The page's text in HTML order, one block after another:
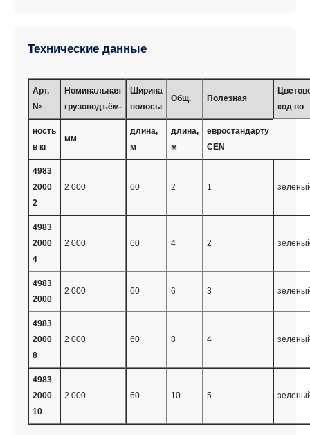
Технические данные
Арт.
№
Номинальная
грузоподъём-
Ширина
полосы
Общ. Полезная
код по
ность
в кг
мм
длина,
м
длина,
м
евростандарту
CEN
4983
2000
2
2 000 60 2 1
4983
2000
4
2 000 60 4 2
4983
2000
2 000 60 6 3
4983
2000
8
2 000 60 8 4
4983
2000
10
2 000 60 10 5